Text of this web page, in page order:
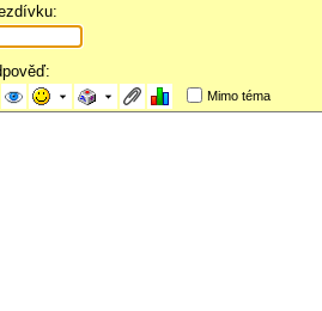
Mimo téma